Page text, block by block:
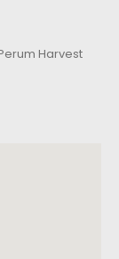
Harvest